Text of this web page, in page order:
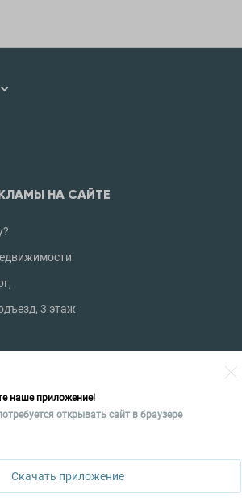
НА САЙТЕ
3 этаж
наше приложение!
открывать сайт в браузере
Скачать приложение